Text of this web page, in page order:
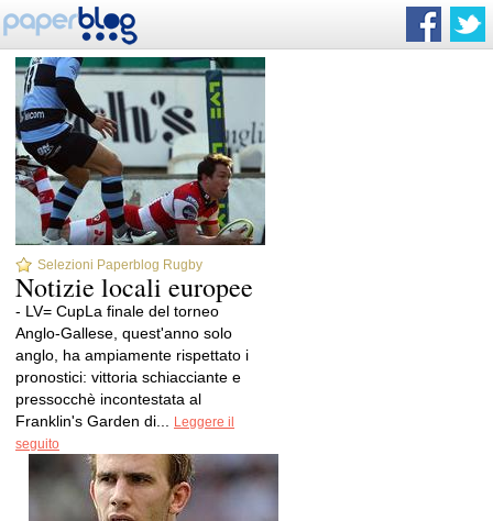
Selezioni Paperblog Rugby
Notizie locali europee
- LV= CupLa finale del torneo
Anglo-Gallese, quest'anno solo
anglo, ha ampiamente rispettato i
pronostici: vittoria schiacciante e
pressocchè incontestata al
Franklin's Garden di...
Leggere il
seguito